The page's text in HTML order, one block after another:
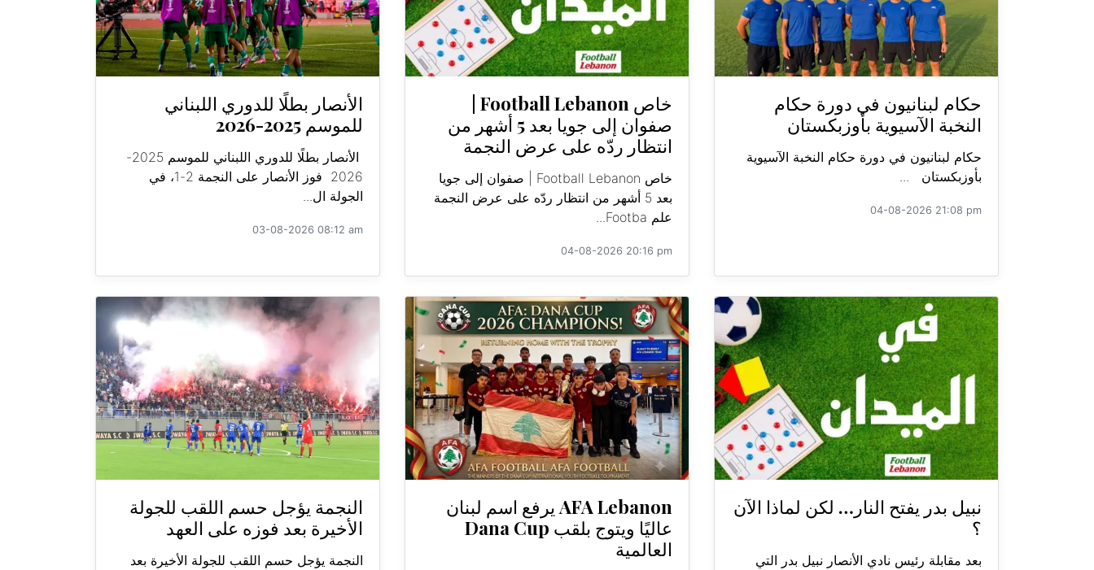
حكام لبنانيون في دورة حكام
النخبة الآسيوية بأوزبكستان
حكام لبنانيون في دورة حكام النخبة الآسيوية
بأوزبكستان ...
04-08-2026 21:08 pm
صفوان إلى جويا بعد 5 أشهر من
انتظار ردّه على عرض النجمة
خاص Football Lebanon | صفوان إلى جويا
بعد 5 أشهر من انتظار ردّه على عرض النجمة
علم Footba...
04-08-2026 20:16 pm
الأنصار بطلًا للدوري اللبناني
للموسم 2025-2026
الأنصار بطلًا للدوري اللبناني للموسم 2025-
2026 فوز الأنصار على النجمة 2-1، في
الجولة ال...
03-08-2026 08:12 am
نبيل بدر يفتح النار… لكن لماذا الآن
؟
بعد مقابلة رئيس نادي الأنصار نبيل بدر التي
AFA Lebanon يرفع اسم لبنان
عاليًا ويتوج بلقب Dana Cup
العالمية
النجمة يؤجل حسم اللقب للجولة
الأخيرة بعد فوزه على العهد
النجمة يؤجل حسم اللقب للجولة الأخيرة بعد